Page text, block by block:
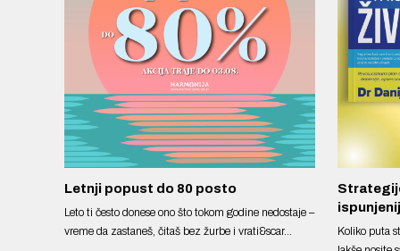
Letnji popust do 80 posto
Leto ti često donese ono što tokom godine nedostaje –
vreme da zastaneš, čitaš bez žurbe i vrati&scar...
Koliko puta